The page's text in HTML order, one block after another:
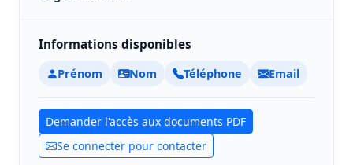
Informations disponibles
Prénom Nom Téléphone Email
Demander l'accès aux documents PDF
Se connecter pour contacter